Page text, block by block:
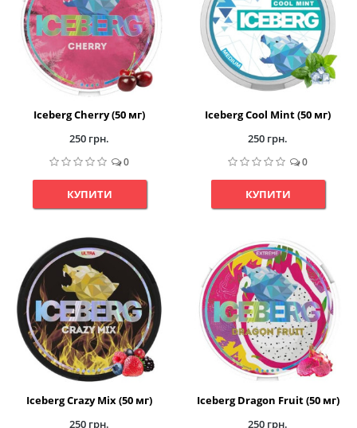
Iceberg Cherry (50 мг)
250 грн.
0
КУПИТИ
Iceberg Cool Mint (50 мг)
250 грн.
0
КУПИТИ
Iceberg Crazy Mix (50 мг)
250 грн.
Iceberg Dragon Fruit (50 мг)
250 грн.